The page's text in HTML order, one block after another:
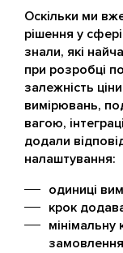
Оскільки ми
рішення у
знали, які
при розробці
залежність
вимірювань,
вагою,
додали
налаштування:
одиниці
крок
мінімальну